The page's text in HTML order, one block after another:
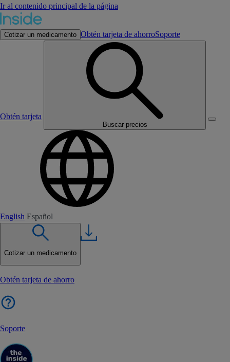
Ir al contenido principal de la página
Cotizar un medicamento Obtén tarjeta de ahorroSoporte
Obtén tarjeta
Buscar precios
English Español
Cotizar un medicamento
Obtén tarjeta de ahorro
Soporte